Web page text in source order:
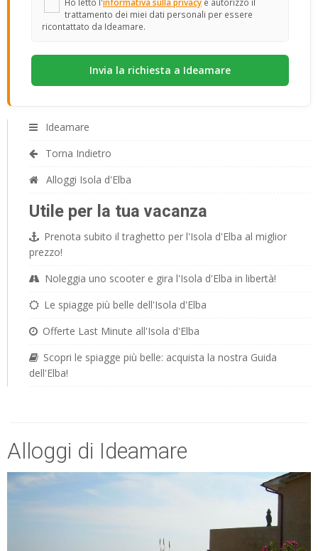
trattamento dei miei dati personali per essere
ricontattato da Ideamare.
Ideamare
Torna Indietro
Alloggi Isola d'Elba
Utile per la tua vacanza
Prenota subito il traghetto per l'Isola d'Elba al miglior
prezzo!
Noleggia uno scooter e gira l'Isola d'Elba in libertà!
Le spiagge più belle dell'Isola d'Elba
Offerte Last Minute all'Isola d'Elba
Scopri le spiagge più belle: acquista la nostra Guida
dell'Elba!
Alloggi di Ideamare